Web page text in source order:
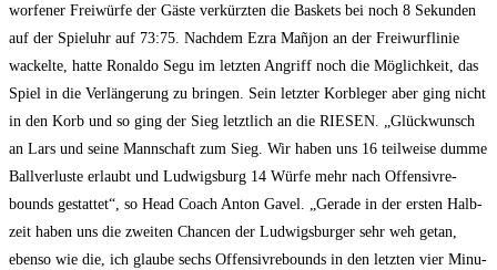
wor­fe­ner Frei­wür­fe der Gäs­te ver­kürz­ten die Bas­kets bei noch 8 Sekun­den
auf der Spiel­uhr auf 73:75. Nach­dem Ezra Mañ­jon an der Frei­wurf­li­nie
wackel­te, hat­te Ronal­do Segu im letz­ten Angriff noch die Mög­lich­keit, das
Spiel in die Ver­län­ge­rung zu brin­gen. Sein letz­ter Korb­le­ger aber ging nicht
in den Korb und so ging der Sieg letzt­lich an die RIESEN. „Glück­wunsch
an Lars und sei­ne Mann­schaft zum Sieg. Wir haben uns 16 teil­wei­se dum­me
Ball­ver­lus­te erlaubt und Lud­wigs­burg 14 Wür­fe mehr nach Offen­siv­re­
bounds gestat­tet“, so Head Coach Anton Gavel. „Gera­de in der ers­ten Halb­
zeit haben uns die zwei­ten Chan­cen der Lud­wigs­bur­ger sehr weh getan,
eben­so wie die, ich glau­be sechs Offen­siv­re­bounds in den letz­ten vier Minu­